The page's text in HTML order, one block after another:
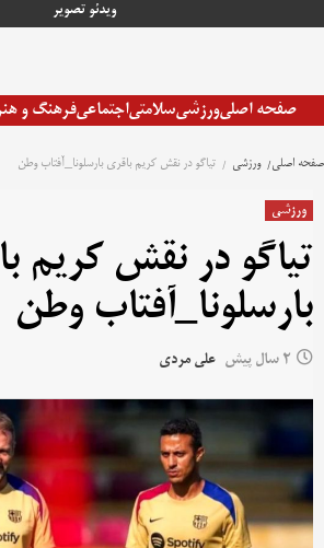
ویدئو تصویر
صفحه اصلیورزشیسلامتیاجتماعیفرهنگ و
صفحه اصلی ورزشی تیاگو در نقش کریم باقری بارسلونا_آفتاب وطن
ورزشی
تیاگو در نقش کریم
بارسلونا_آفتاب وطن
2 سال پیش علی مردی